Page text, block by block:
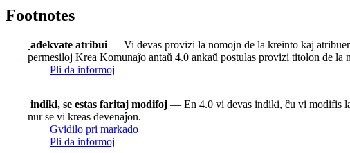
Footnotes
adekvate atribui — Vi devas provizi la nomojn de la kreinto kaj
permesiloj Krea Komunaĵo antaŭ 4.0 ankaŭ postulas provizi titolon de la
Pli da informoj
indiki, se estas faritaj modifoj — En 4.0 vi devas indiki, ĉu vi modifis
nur se vi kreas devenaĵon.
Gvidilo pri markado
Pli da informoj